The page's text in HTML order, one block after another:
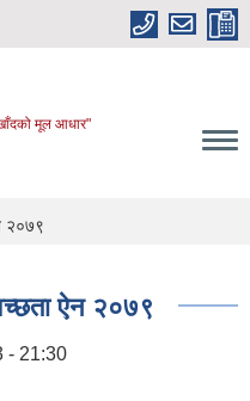
मूल आधार"
२०७९
ऐन २०७९
- 21:30